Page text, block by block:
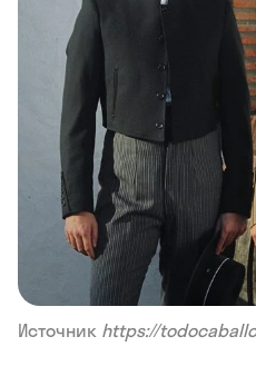
Источник https://